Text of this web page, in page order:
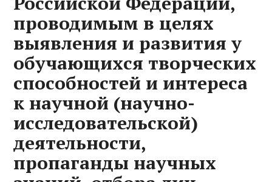
проводимым в целях
выявления и развития у
обучающихся творческих
способностей и интереса
к научной (научно-
исследовательской)
деятельности,
пропаганды научных